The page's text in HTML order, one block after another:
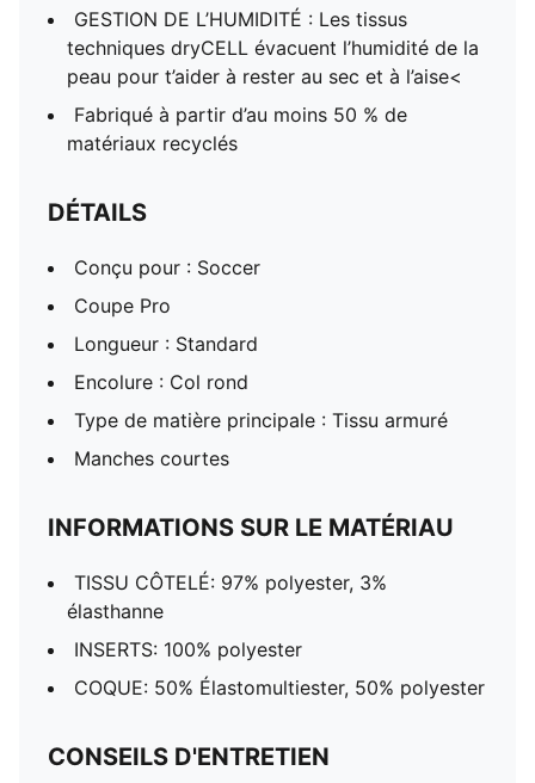
GESTION DE L’HUMIDITÉ : Les tissus
techniques dryCELL évacuent l’humidité de la
peau pour t’aider à rester au sec et à l’aise<
Fabriqué à partir d’au moins 50 % de
matériaux recyclés
DÉTAILS
Conçu pour : Soccer
Coupe Pro
Longueur : Standard
Encolure : Col rond
Type de matière principale : Tissu armuré
Manches courtes
INFORMATIONS SUR LE MATÉRIAU
TISSU CÔTELÉ: 97% polyester, 3%
élasthanne
INSERTS: 100% polyester
COQUE: 50% Élastomultiester, 50% polyester
CONSEILS D'ENTRETIEN